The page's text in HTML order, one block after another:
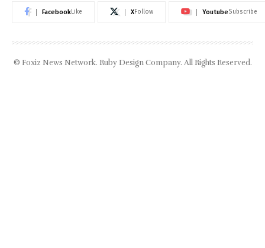
FacebookLike XFollow YoutubeSubscribe
© Foxiz News Network. Ruby Design Company. All Rights Reserved.